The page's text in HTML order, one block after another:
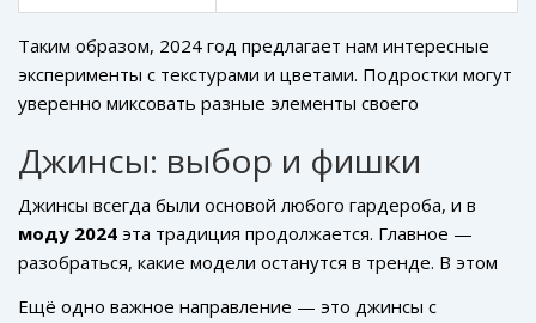
Таким образом, 2024 год предлагает нам интересные
эксперименты с текстурами и цветами. Подростки могут
уверенно миксовать разные элементы своего
Джинсы: выбор и фишки
Джинсы всегда были основой любого гардероба, и в
моду 2024 эта традиция продолжается. Главное —
разобраться, какие модели останутся в тренде. В этом
Eщё одно важное направление — это джинсы с